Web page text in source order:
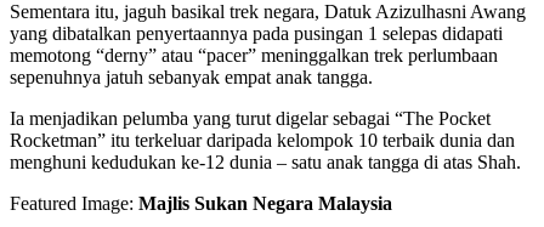
Sementara itu, jaguh basikal trek negara, Datuk Azizulhasni Awang
yang dibatalkan penyertaannya pada pusingan 1 selepas didapati
memotong “derny” atau “pacer” meninggalkan trek perlumbaan
sepenuhnya jatuh sebanyak empat anak tangga.
Ia menjadikan pelumba yang turut digelar sebagai “The Pocket
Rocketman” itu terkeluar daripada kelompok 10 terbaik dunia dan
menghuni kedudukan ke-12 dunia – satu anak tangga di atas Shah.
Featured Image: Majlis Sukan Negara Malaysia